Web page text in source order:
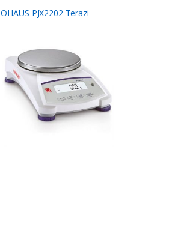
OHAUS PJX2202 Terazi